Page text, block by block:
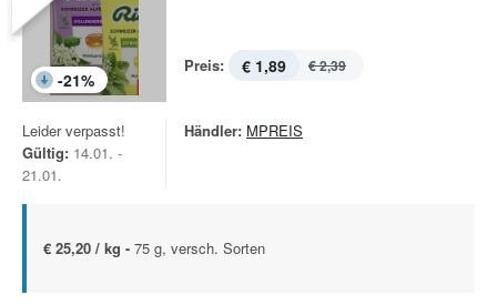
-21%
Preis: € 1,89 € 2,39
Leider verpasst!
Gültig: 14.01. -
21.01.
Händler: MPREIS
€ 25,20 / kg - 75 g, versch. Sorten